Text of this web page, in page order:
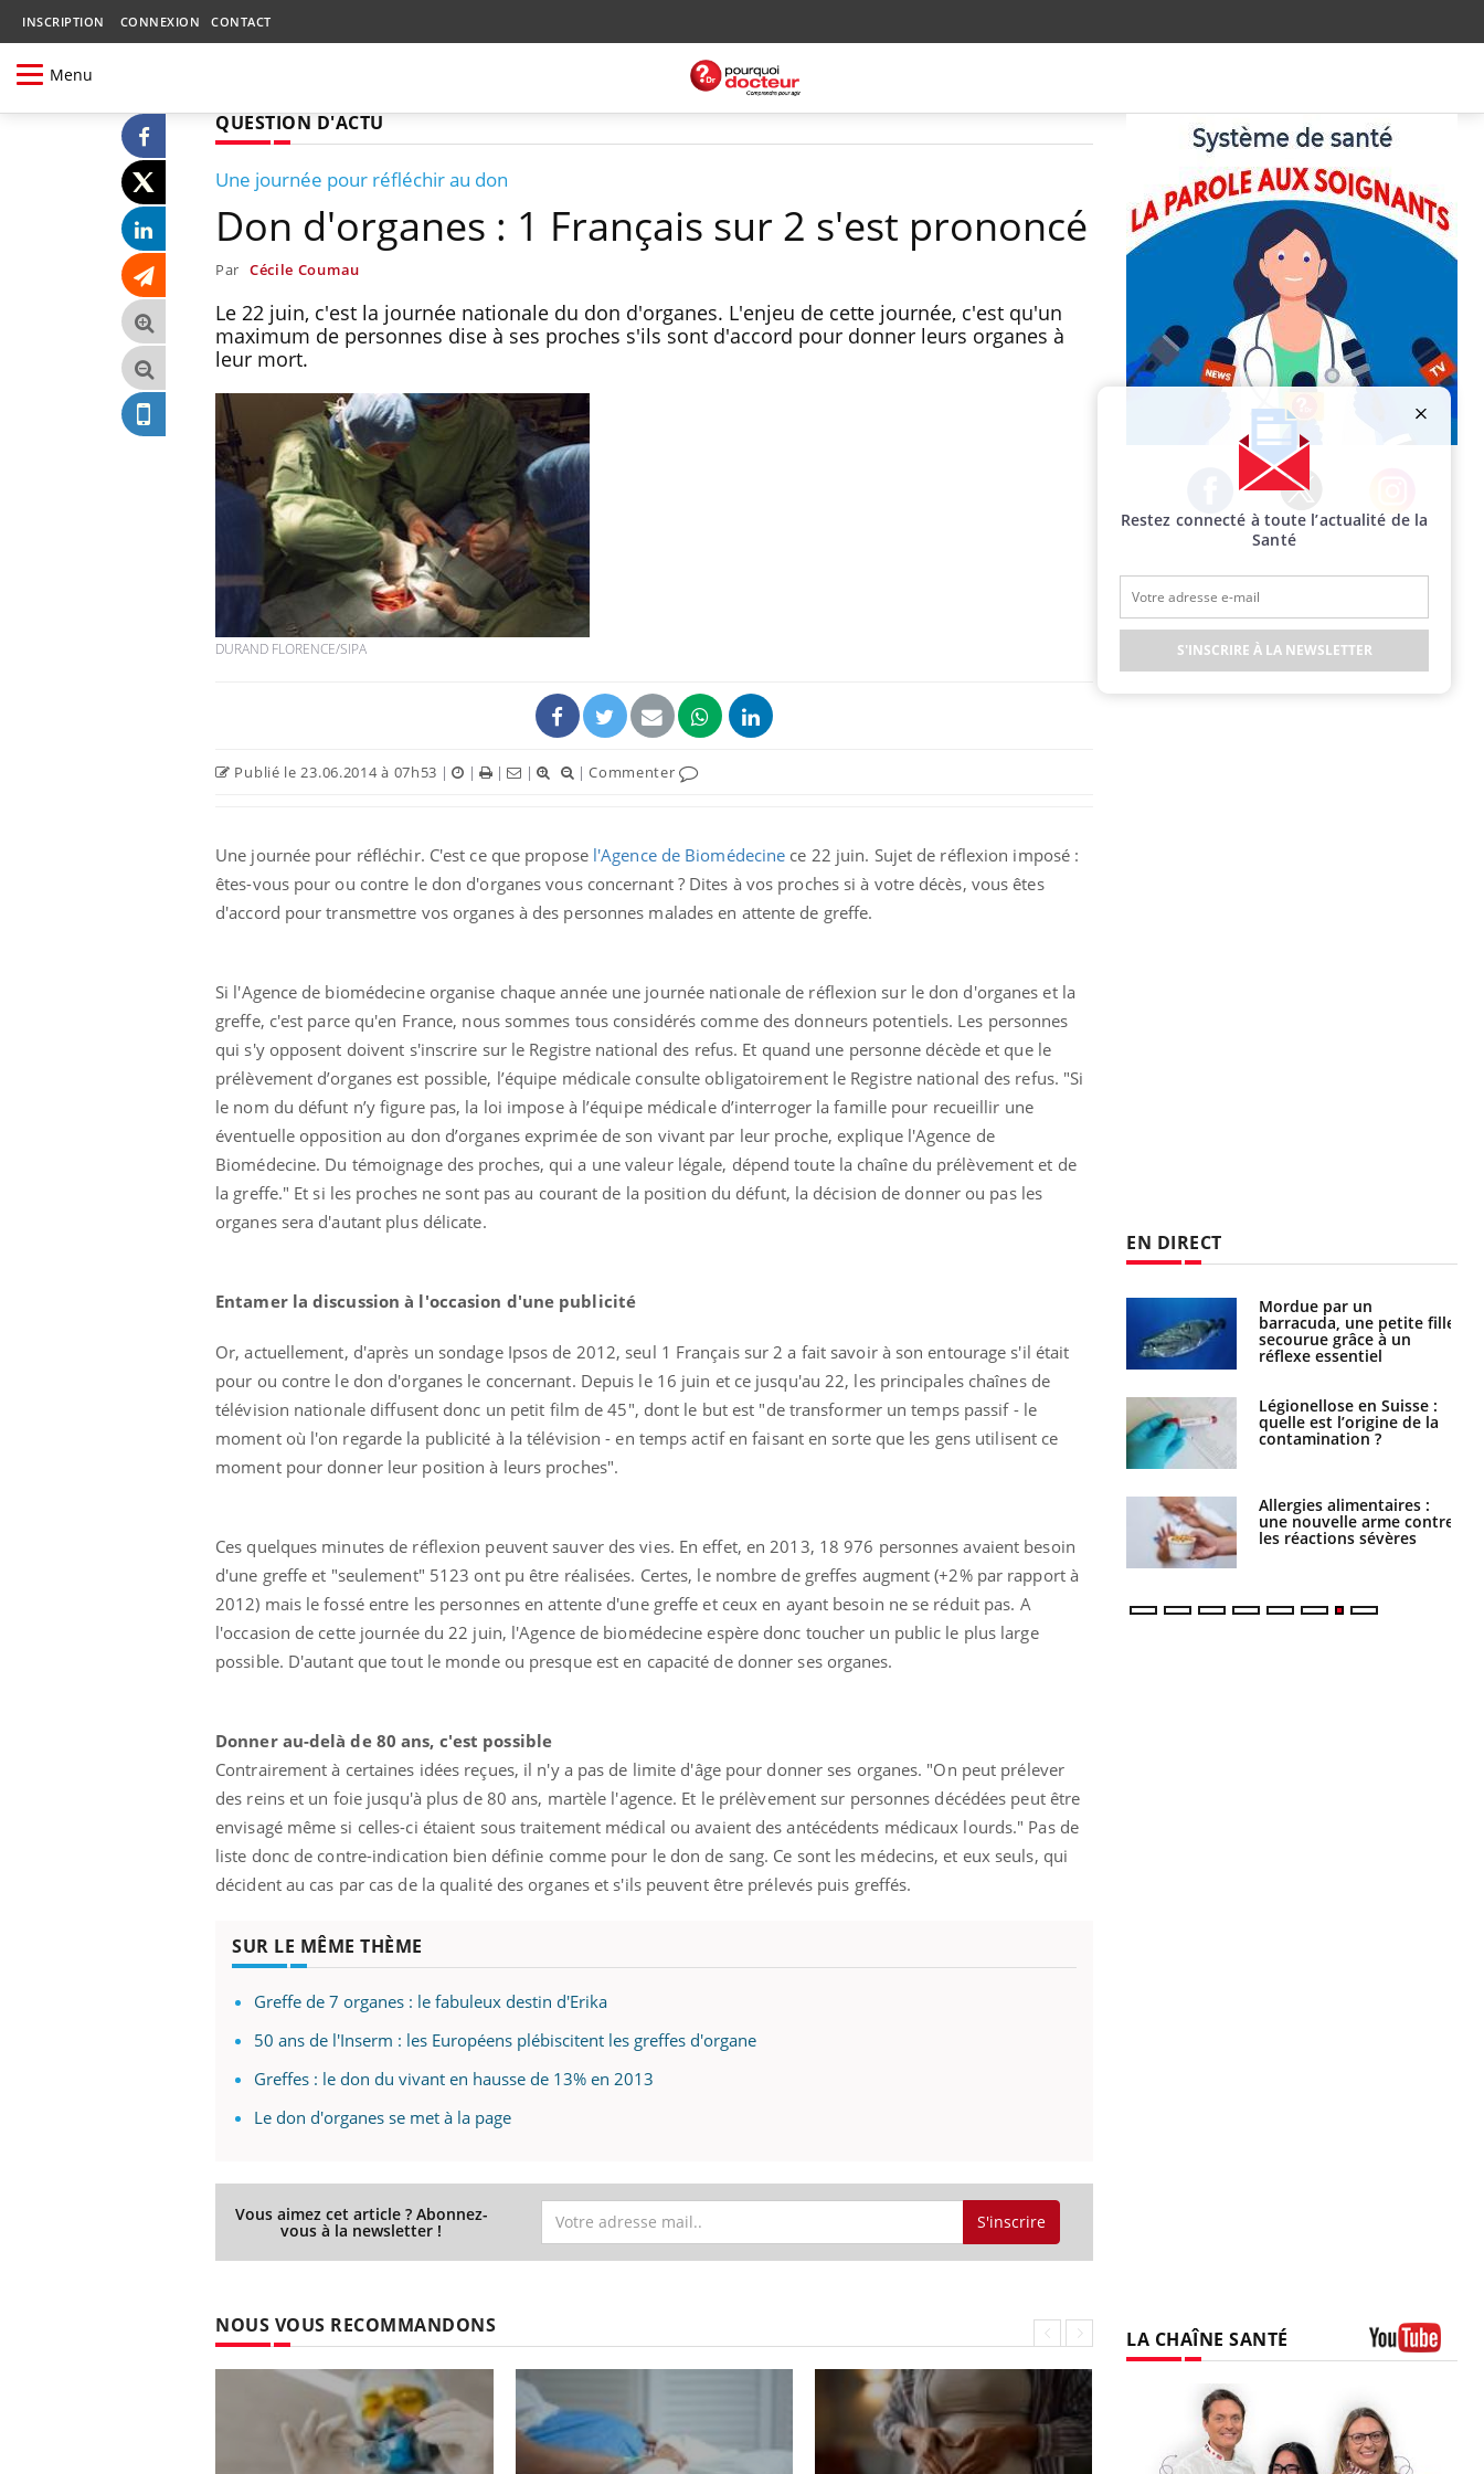
INSCRIPTION CONNEXION CONTACT
Menu
QUESTION D'ACTU
Une journée pour réfléchir au don
Don d'organes : 1 Français sur 2 s'est prononcé
Par Cécile Coumau
Le 22 juin, c'est la journée nationale du don d'organes. L'enjeu de cette journée, c'est qu'un
maximum de personnes dise à ses proches s'ils sont d'accord pour donner leurs organes à
leur mort.
DURAND FLORENCE/SIPA
Publié le 23.06.2014 à 07h53 | | | | |Commenter
Une journée pour réfléchir. C'est ce que propose l'Agence de Biomédecine ce 22 juin. Sujet de réflexion imposé :
êtes-vous pour ou contre le don d'organes vous concernant ? Dites à vos proches si à votre décès, vous êtes
d'accord pour transmettre vos organes à des personnes malades en attente de greffe.
Si l'Agence de biomédecine organise chaque année une journée nationale de réflexion sur le don d'organes et la
greffe, c'est parce qu'en France, nous sommes tous considérés comme des donneurs potentiels. Les personnes
qui s'y opposent doivent s'inscrire sur le Registre national des refus. Et quand une personne décède et que le
prélèvement d’organes est possible, l’équipe médicale consulte obligatoirement le Registre national des refus. "Si
le nom du défunt n’y figure pas, la loi impose à l’équipe médicale d’interroger la famille pour recueillir une
éventuelle opposition au don d’organes exprimée de son vivant par leur proche, explique l'Agence de
Biomédecine. Du témoignage des proches, qui a une valeur légale, dépend toute la chaîne du prélèvement et de
la greffe." Et si les proches ne sont pas au courant de la position du défunt, la décision de donner ou pas les
organes sera d'autant plus délicate.
Entamer la discussion à l'occasion d'une publicité
Or, actuellement, d'après un sondage Ipsos de 2012, seul 1 Français sur 2 a fait savoir à son entourage s'il était
pour ou contre le don d'organes le concernant. Depuis le 16 juin et ce jusqu'au 22, les principales chaînes de
télévision nationale diffusent donc un petit film de 45", dont le but est "de transformer un temps passif - le
moment où l'on regarde la publicité à la télévision - en temps actif en faisant en sorte que les gens utilisent ce
moment pour donner leur position à leurs proches".
Ces quelques minutes de réflexion peuvent sauver des vies. En effet, en 2013, 18 976 personnes avaient besoin
d'une greffe et "seulement" 5123 ont pu être réalisées. Certes, le nombre de greffes augment (+2% par rapport à
2012) mais le fossé entre les personnes en attente d'une greffe et ceux en ayant besoin ne se réduit pas. A
l'occasion de cette journée du 22 juin, l'Agence de biomédecine espère donc toucher un public le plus large
possible. D'autant que tout le monde ou presque est en capacité de donner ses organes.
Donner au-delà de 80 ans, c'est possible
Contrairement à certaines idées reçues, il n'y a pas de limite d'âge pour donner ses organes. "On peut prélever
des reins et un foie jusqu'à plus de 80 ans, martèle l'agence. Et le prélèvement sur personnes décédées peut être
envisagé même si celles-ci étaient sous traitement médical ou avaient des antécédents médicaux lourds." Pas de
liste donc de contre-indication bien définie comme pour le don de sang. Ce sont les médecins, et eux seuls, qui
décident au cas par cas de la qualité des organes et s'ils peuvent être prélevés puis greffés.
SUR LE MÊME THÈME
Greffe de 7 organes : le fabuleux destin d'Erika
50 ans de l'Inserm : les Européens plébiscitent les greffes d'organe
Greffes : le don du vivant en hausse de 13% en 2013
Le don d'organes se met à la page
Vous aimez cet article ? Abonnez-
vous à la newsletter ! S'inscrire
NOUS VOUS RECOMMANDONS
Facebook Twitter Instagram
EN DIRECT
La sieste empêche-t-elle
VIH : la fin du comprimé
tous les jours se profile-t-
elle enfin ?
jours de vos vacances ?
Fortes chaleurs :
Le Viagra pourrait-il
freiner la propagation du
cancer ?
finalement être bénéfique
Le smartphone nuit-il à
l'apprentissage de la
lecture ?
le coma pendant 42 jours
Mordue par un
barracuda, une petite fille
secourue grâce à un
réflexe essentiel
Légionellose en Suisse :
quelle est l’origine de la
contamination ?
Allergies alimentaires :
une nouvelle arme contre
les réactions sévères
LA CHAÎNE SANTÉ
Restez connecté à toute l’actualité de la
Santé
S'INSCRIRE À LA NEWSLETTER